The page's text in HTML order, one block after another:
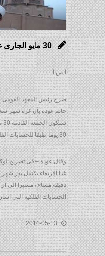
30 مايو الجارى غرة شهر شعبان فلكيا
أ.ش.أ
صرح رئيس المعهد القومى
حاتم عودة بأن غرة شهر
30 يوما طبقا للحسابات الفلكية .
وقال عودة – فى تصريح
دقيقة مساء ، مشيرا الى
الحسابات الفلكية التى
2014-05-13